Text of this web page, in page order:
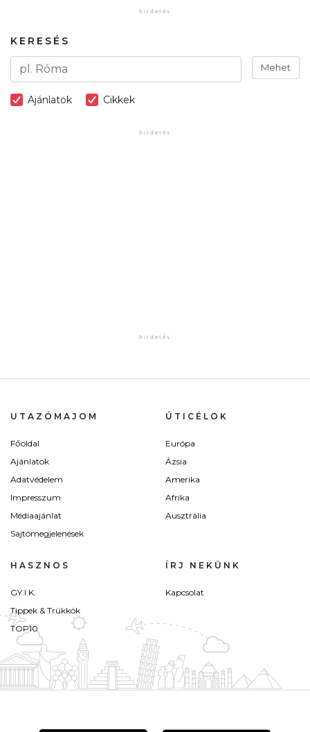
KERESÉS
Mehet
Ajánlatok Cikkek
UTAZÓMAJOM
Főoldal
Ajánlatok
Adatvédelem
Impresszum
Médiaajánlat
Sajtómegjelenések
ÚTICÉLOK
Európa
Ázsia
Amerika
Afrika
Ausztrália
HASZNOS
GY.I.K.
Tippek & Trükkök
TOP10
ÍRJ NEKÜNK
Kapcsolat